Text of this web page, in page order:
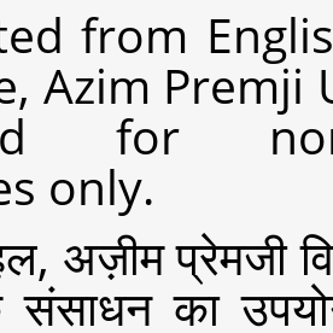
from
Azim Premji
for non-
only.
अज़ीम प्रेमजी
संसाधन का